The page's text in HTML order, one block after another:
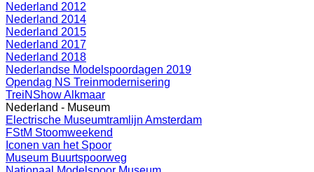
Nederland 2012
Nederland 2014
Nederland 2015
Nederland 2017
Nederland 2018
Nederlandse Modelspoordagen 2019
Opendag NS Treinmodernisering
TreiNShow Alkmaar
Nederland - Museum
Electrische Museumtramlijn Amsterdam
FStM Stoomweekend
Iconen van het Spoor
Museum Buurtspoorweg